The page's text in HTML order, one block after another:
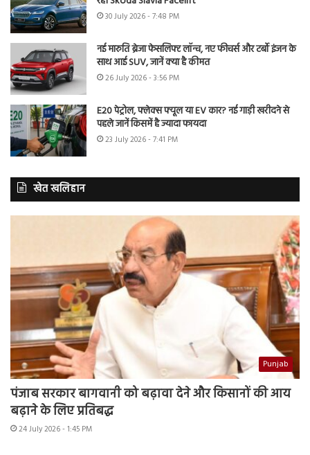
30 July 2026 - 7:48 PM
नई मारुति ब्रेजा फेसलिफ्ट लॉन्च, नए फीचर्स और टर्बो इंजन के
साथ आई SUV, जानें क्या है कीमत
26 July 2026 - 3:56 PM
E20 पेट्रोल, फ्लेक्स फ्यूल या EV कार? नई गाड़ी खरीदने से
पहले जानें किसमें है ज्यादा फायदा
23 July 2026 - 7:41 PM
खेत खलिहान
Punjab
पंजाब सरकार बागवानी को बढ़ावा देने और किसानों की आय
बढ़ाने के लिए प्रतिबद्ध
24 July 2026 - 1:45 PM